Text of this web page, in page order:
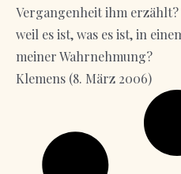
Vergangenheit ihm
weil es ist, was es ist, in
meiner Wahrnehmung?
Klemens (8. März 2006)